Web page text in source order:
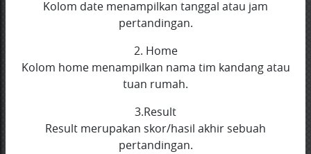
Kolom date menampilkan tanggal atau jam
pertandingan.
2. Home
Kolom home menampilkan nama tim kandang atau
tuan rumah.
3.Result
Result merupakan skor/hasil akhir sebuah
pertandingan.